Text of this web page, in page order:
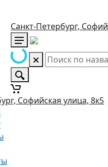
Санкт-Петербург,
Софийская улица, 8к5